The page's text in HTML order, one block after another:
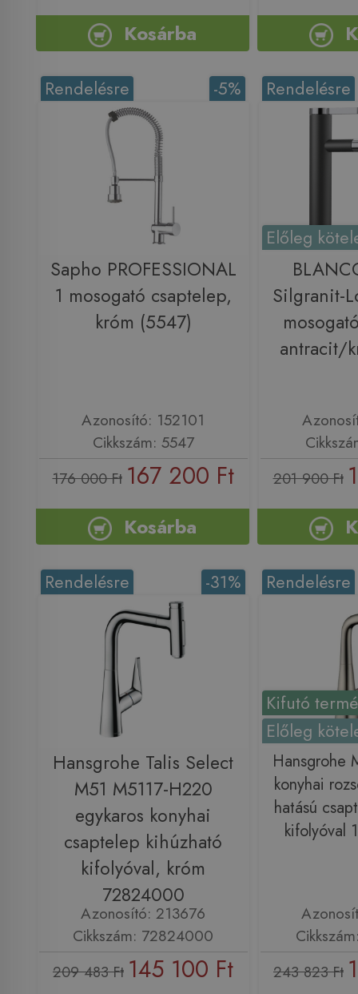
Kosárba
-5%
Rendelésre
Sapho PROFESSIONAL
1 mosogató csaptelep,
króm (5547)
Azonosító: 152101
Cikkszám: 5547
176 000 Ft 167 200 Ft
Kosárba
Rendelésre
Előleg
Silgranit-
antracit/
201 900 Ft
-31%
Rendelésre
Hansgrohe Talis Select
M51 M5117-H220
egykaros konyhai
csaptelep kihúzható
kifolyóval, króm
72824000
Azonosító: 213676
Cikkszám: 72824000
209 483 Ft 145 100 Ft
Kifutó
Előleg
Rendelésre
Hansgrohe
konyhai
hatású
kifolyóval
243 823 Ft